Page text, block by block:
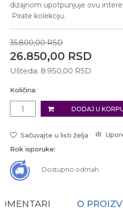
dizajnom upotpunjuje ovu
Pirate kolekciju.
35.800,00 RSD
26.850,00 RSD
Ušteda: 8.950,00 RSD
Količina:
DODAJ U
Sačuvajte u listi želja
Rok isporuke:
Dostupno odmah
O